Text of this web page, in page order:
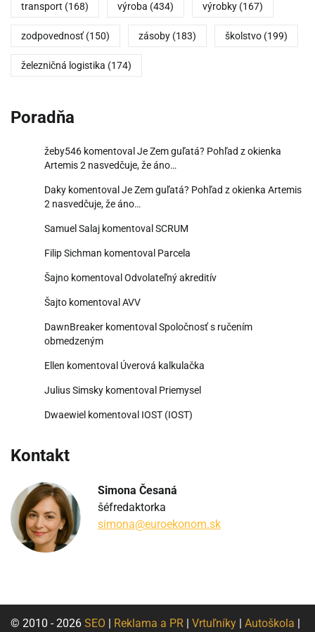
transport (168) výroba (434) výrobky (167)
zodpovednosť (150) zásoby (183) školstvo (199)
železničná logistika (174)
Poradňa
žeby546 komentoval Je Zem guľatá? Pohľad z okienka
Artemis 2 nasvedčuje, že áno…
Daky komentoval Je Zem guľatá? Pohľad z okienka Artemis
2 nasvedčuje, že áno…
Samuel Salaj komentoval SCRUM
Filip Sichman komentoval Parcela
Šajno komentoval Odvolateľný akreditív
Šajto komentoval AVV
DawnBreaker komentoval Spoločnosť s ručením
obmedzeným
Ellen komentoval Úverová kalkulačka
Julius Simsky komentoval Priemysel
Dwaewiel komentoval IOST (IOST)
Kontakt
Simona Česaná
šéfredaktorka
simona@euroekonom.sk
© 2010 - 2026 SEO | Reklama a PR | Vrtuľníky | Autoškola |